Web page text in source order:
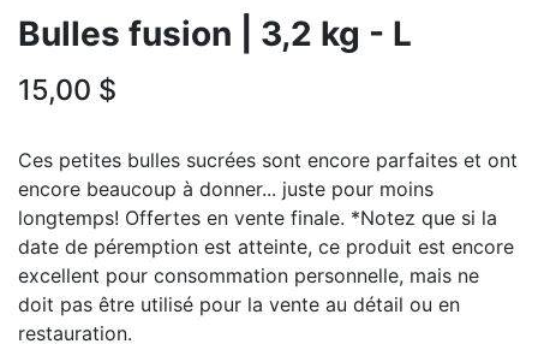
Bulles fusion | 3,2 kg - L
15,00 $
Ces petites bulles sucrées sont encore parfaites et ont
encore beaucoup à donner... juste pour moins
longtemps! Offertes en vente finale. *Notez que si la
date de péremption est atteinte, ce produit est encore
excellent pour consommation personnelle, mais ne
doit pas être utilisé pour la vente au détail ou en
restauration.